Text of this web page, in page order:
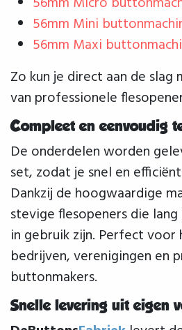
56mm Mini
56mm Maxi
Zo kun je direct aan de
van professionele
Compleet en eenvoudig
De onderdelen worden
set, zodat je snel en
Dankzij de hoogwaardige
stevige flesopeners die
in gebruik zijn. Perfect
bedrijven, verenigingen en
buttonmakers.
Snelle levering uit eigen